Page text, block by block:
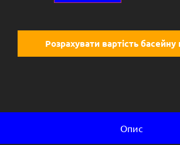
Розрахувати вартість
Опис